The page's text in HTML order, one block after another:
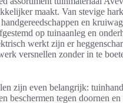
maakt. Van stevige
en
op tuinaanleg en
werkt zijn er
versnellen zonder in te
zijn even belangrijk:
beschermen tegen doornen